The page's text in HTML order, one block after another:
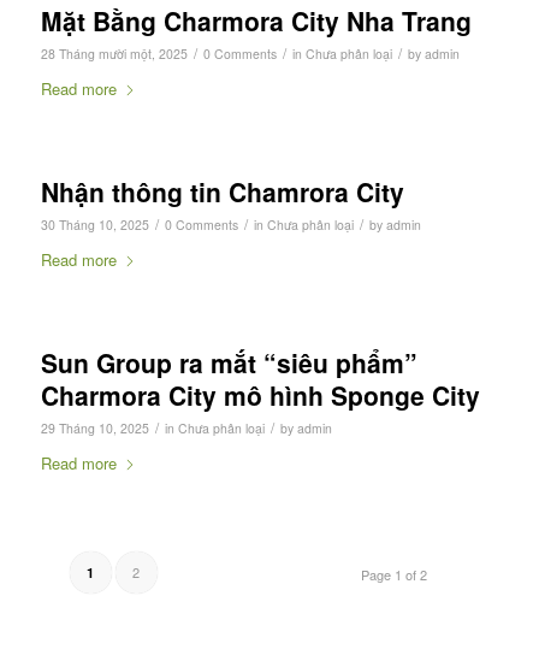
Mặt Bằng Charmora City Nha Trang
28 Tháng mười một, 2025 / 0 Comments / in Chưa phân loại / by admin
Read more
Nhận thông tin Chamrora City
30 Tháng 10, 2025 / 0 Comments / in Chưa phân loại / by admin
Read more
Sun Group ra mắt “siêu phẩm”
Charmora City mô hình Sponge City
29 Tháng 10, 2025 / in Chưa phân loại / by admin
Read more
Page 1 of 2
1 2